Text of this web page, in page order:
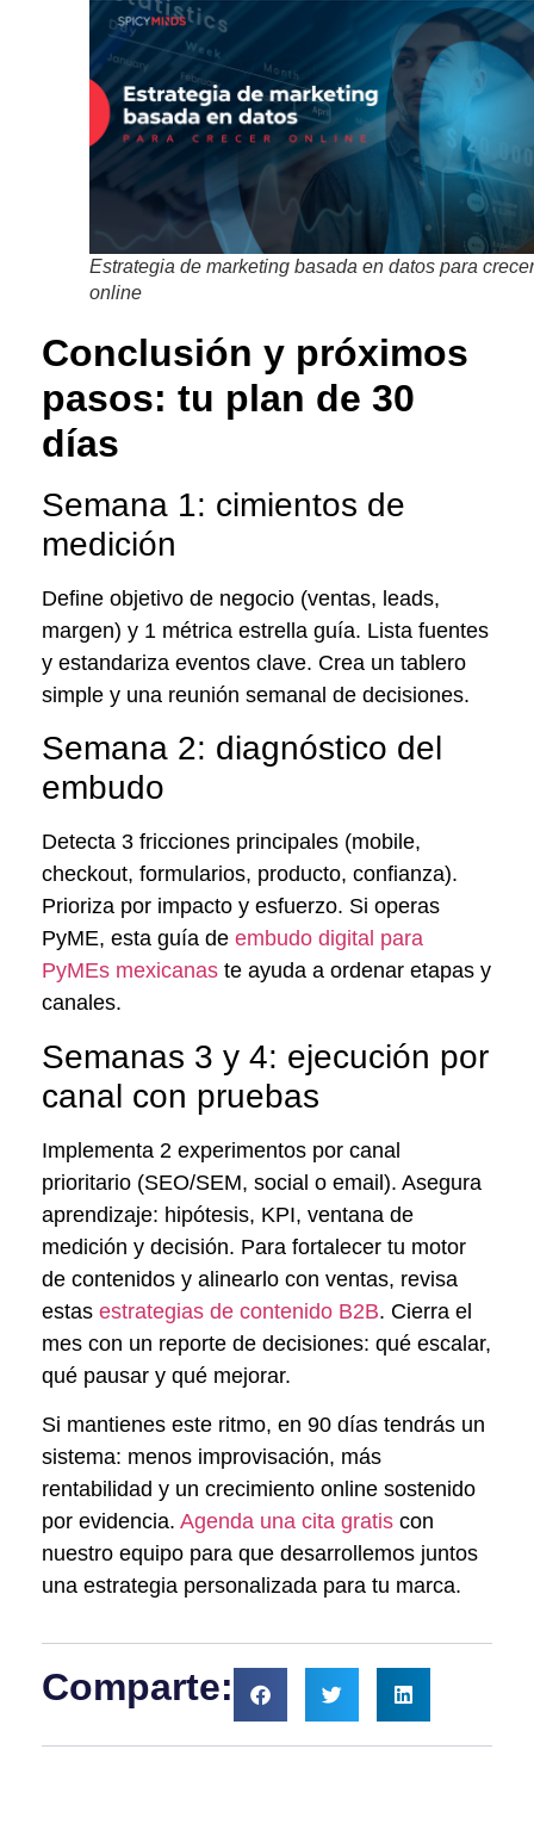
Estrategia de marketing basada en datos para crecer
online
Conclusión y próximos
pasos: tu plan de 30
días
Semana 1: cimientos de
medición
Define objetivo de negocio (ventas, leads,
margen) y 1 métrica estrella guía. Lista fuentes
y estandariza eventos clave. Crea un tablero
simple y una reunión semanal de decisiones.
Semana 2: diagnóstico del
embudo
Detecta 3 fricciones principales (mobile,
checkout, formularios, producto, confianza).
Prioriza por impacto y esfuerzo. Si operas
PyME, esta guía de embudo digital para
PyMEs mexicanas te ayuda a ordenar etapas y
canales.
Semanas 3 y 4: ejecución por
canal con pruebas
Implementa 2 experimentos por canal
prioritario (SEO/SEM, social o email). Asegura
aprendizaje: hipótesis, KPI, ventana de
medición y decisión. Para fortalecer tu motor
de contenidos y alinearlo con ventas, revisa
estas estrategias de contenido B2B. Cierra el
mes con un reporte de decisiones: qué escalar,
qué pausar y qué mejorar.
Si mantienes este ritmo, en 90 días tendrás un
sistema: menos improvisación, más
rentabilidad y un crecimiento online sostenido
por evidencia. Agenda una cita gratis con
nuestro equipo para que desarrollemos juntos
una estrategia personalizada para tu marca.
Comparte: